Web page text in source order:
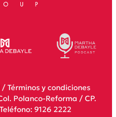
/ Términos y condiciones
Polanco-Reforma / CP.
9126 2222